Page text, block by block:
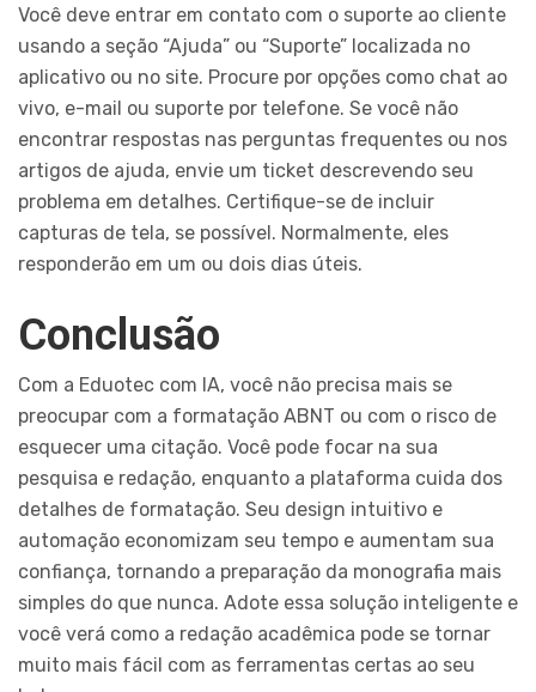
Você deve entrar em contato com o suporte ao cliente
usando a seção “Ajuda” ou “Suporte” localizada no
aplicativo ou no site. Procure por opções como chat ao
vivo, e-mail ou suporte por telefone. Se você não
encontrar respostas nas perguntas frequentes ou nos
artigos de ajuda, envie um ticket descrevendo seu
problema em detalhes. Certifique-se de incluir
capturas de tela, se possível. Normalmente, eles
responderão em um ou dois dias úteis.
Conclusão
Com a Eduotec com IA, você não precisa mais se
preocupar com a formatação ABNT ou com o risco de
esquecer uma citação. Você pode focar na sua
pesquisa e redação, enquanto a plataforma cuida dos
detalhes de formatação. Seu design intuitivo e
automação economizam seu tempo e aumentam sua
confiança, tornando a preparação da monografia mais
simples do que nunca. Adote essa solução inteligente e
você verá como a redação acadêmica pode se tornar
muito mais fácil com as ferramentas certas ao seu